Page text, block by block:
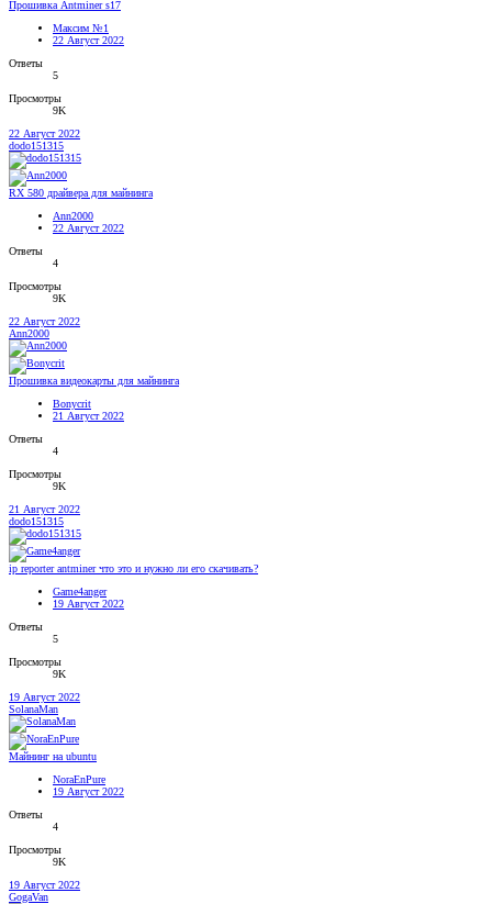
Прошивка Antminer s17
Максим №1
22 Август 2022
Ответы
5
Просмотры
9K
22 Август 2022
dodo151315
RX 580 драйвера для майнинга
Ann2000
22 Август 2022
Ответы
4
Просмотры
9K
22 Август 2022
Ann2000
Прошивка видеокарты для майнинга
Bonycrit
21 Август 2022
Ответы
4
Просмотры
9K
21 Август 2022
dodo151315
ip reporter antminer что это и нужно ли его скачивать?
Game4anger
19 Август 2022
Ответы
5
Просмотры
9K
19 Август 2022
SolanaMan
Майнинг на ubuntu
NoraEnPure
19 Август 2022
Ответы
4
Просмотры
9K
19 Август 2022
GogaVan